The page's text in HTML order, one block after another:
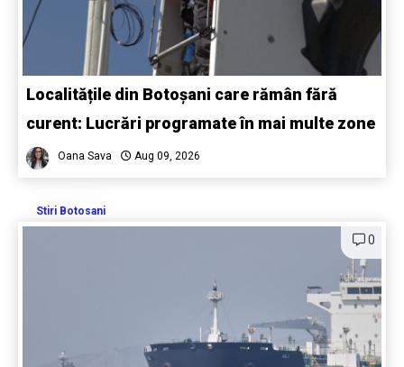
Localitățile din Botoșani care rămân fără
curent: Lucrări programate în mai multe zone
Oana Sava Aug 09, 2026
Stiri Botosani
0